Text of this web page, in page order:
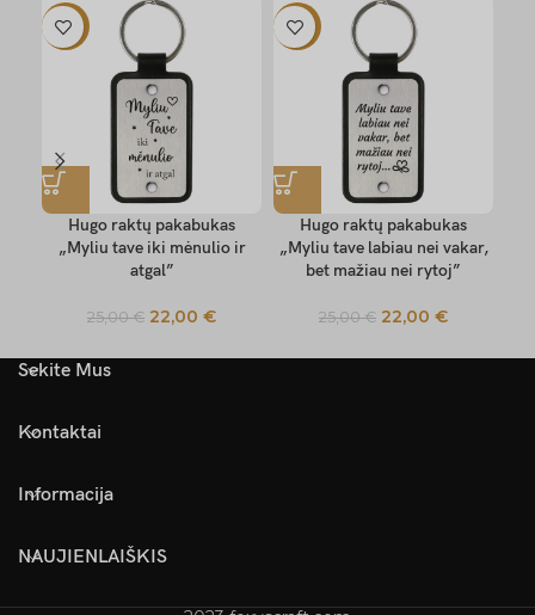
-12%
Hugo raktų pakabukas
„Myliu tave iki mėnulio ir
atgal”
25,00€ 22,00 €
-12%
Hugo raktų pakabukas
„Myliu tave labiau nei vakar,
bet mažiau nei rytoj”
25,00€ 22,00 €
Sekite Mus
Kontaktai
Informacija
NAUJIENLAIŠKIS